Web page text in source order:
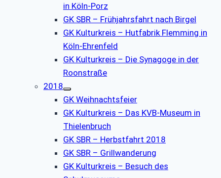
in Köln-Porz
GK SBR – Frühjahrsfahrt nach Birgel
GK Kulturkreis – Hutfabrik Flemming in
Köln-Ehrenfeld
GK Kulturkreis – Die Synagoge in der
Roonstraße
2018
GK Weihnachtsfeier
GK Kulturkreis – Das KVB-Museum in
Thielenbruch
GK SBR – Herbstfahrt 2018
GK SBR – Grillwanderung
GK Kulturkreis – Besuch des